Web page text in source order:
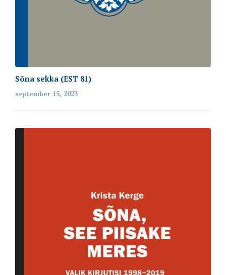
Sõna sekka (EST 81)
september 15, 2023